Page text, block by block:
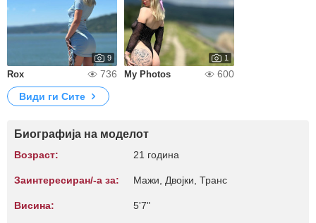
9
Rox 736
1
My Photos
600
Види ги Сите
Биографија на моделот
Возраст: 21 година
Заинтересиран/-а за: Мажи, Двојки, Транс
Висина: 5'7"